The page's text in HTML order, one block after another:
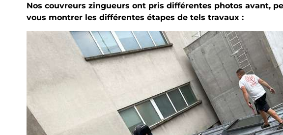
Nos couvreurs zingueurs ont pris différentes photos avant,
vous montrer les différentes étapes de tels travaux :